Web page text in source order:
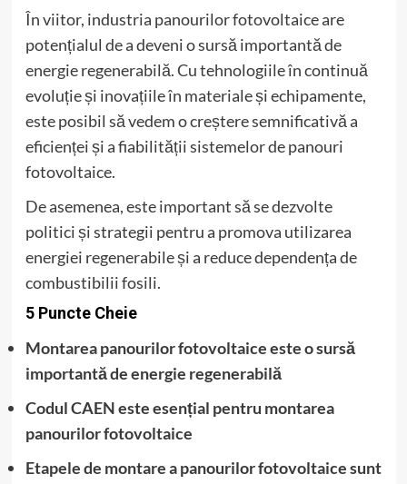
În viitor, industria panourilor fotovoltaice are
potențialul de a deveni o sursă importantă de
energie regenerabilă. Cu tehnologiile în continuă
evoluție și inovațiile în materiale și echipamente,
este posibil să vedem o creștere semnificativă a
eficienței și a fiabilității sistemelor de panouri
fotovoltaice.
De asemenea, este important să se dezvolte
politici și strategii pentru a promova utilizarea
energiei regenerabile și a reduce dependența de
combustibilii fosili.
5 Puncte Cheie
Montarea panourilor fotovoltaice este o sursă
importantă de energie regenerabilă
Codul CAEN este esențial pentru montarea
panourilor fotovoltaice
Etapele de montare a panourilor fotovoltaice sunt